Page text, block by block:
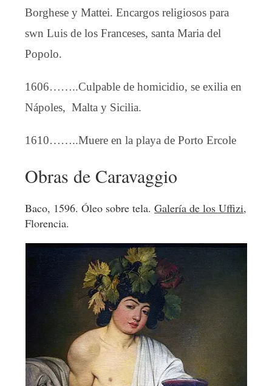
Borghese y Mattei. Encargos religiosos para
swn Luis de los Franceses, santa Maria del
Popolo.
1606……..Culpable de homicidio, se exilia en
Nápoles, Malta y Sicilia.
1610……..Muere en la playa de Porto Ercole
Obras de Caravaggio
Baco, 1596. Óleo sobre tela.Galería de los Uffizi,
Florencia.